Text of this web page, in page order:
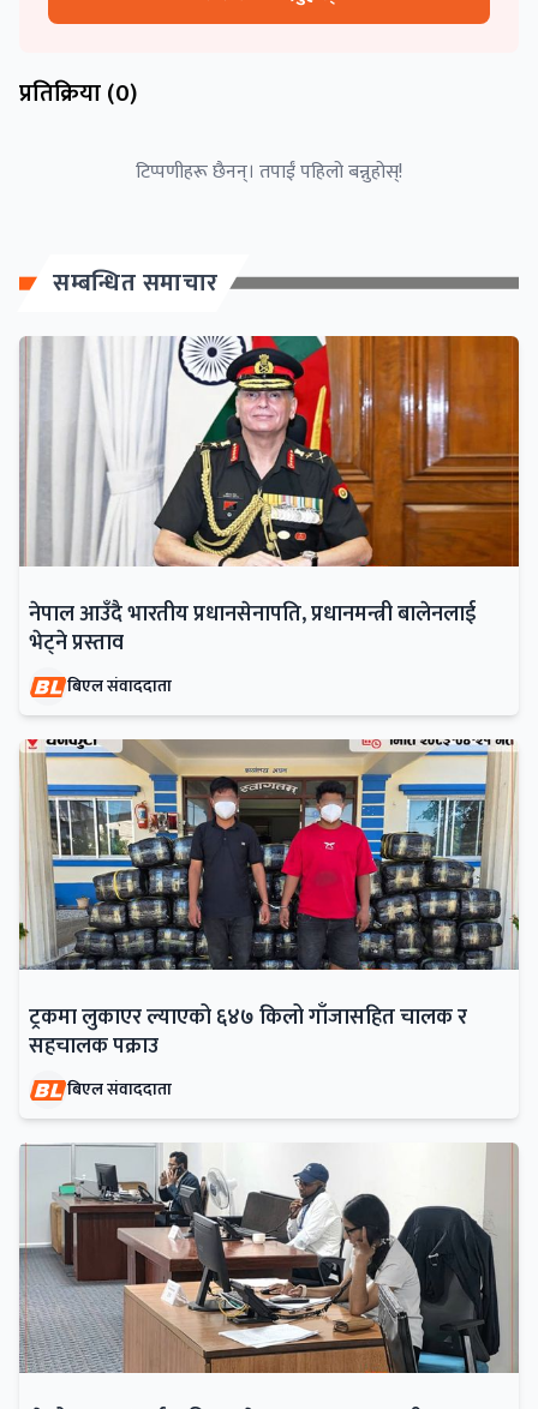
प्रतिक्रिया (0)
टिप्पणीहरू छैनन्। तपाईं पहिलो बन्नुहोस्!
सम्बन्धित समाचार
नेपाल आउँदै भारतीय प्रधानसेनापति, प्रधानमन्त्री बालेनलाई
भेट्ने प्रस्ताव
बिएल संवाददाता
ट्रकमा लुकाएर ल्याएको ६४७ किलो गाँजासहित चालक र
सहचालक पक्राउ
बिएल संवाददाता